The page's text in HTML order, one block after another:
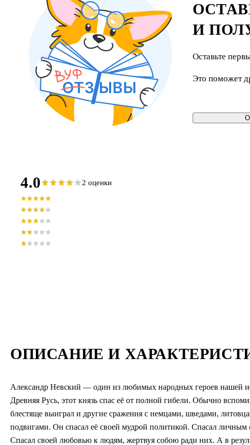
ОПИСАНИЕ И
Александр Невский — один из любимых народных героев нашей
Древняя Русь, этот князь спас её от полной гибели. Обычно
блестяще выиграл и другие сражения с немцами, шведами,
подвигами. Он спасал её своей мудрой политикой. Спасал личным
Спасал своей любовью к людям, жертвуя собою ради них. А в
И
Оставьте
Это поможет
4.0 2 оценки